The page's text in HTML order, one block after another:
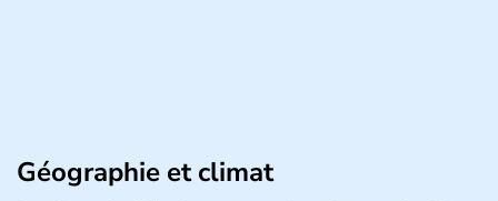
Géographie et climat